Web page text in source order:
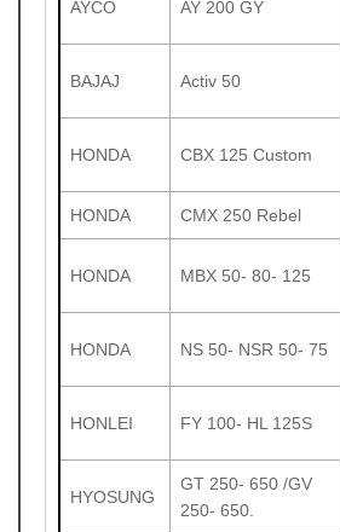
AYCO AY 200 GY
BAJAJ Activ 50
HONDA CBX 125 Custom
HONDA CMX 250 Rebel
HONDA MBX 50- 80- 125
HONDA NS 50- NSR 50- 75
HONLEI FY 100- HL 125S
HYOSUNG
GT 250- 650 /GV
250- 650.